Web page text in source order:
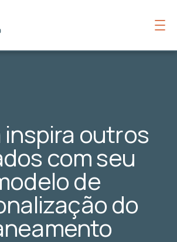
inspira outros
com seu
de
do